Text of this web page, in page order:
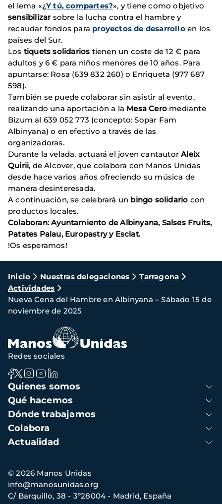
el lema «¿Y tú, compartes?», y tiene como objetivo
sensibilizar sobre la lucha contra el hambre y
recaudar fondos para proyectos de desarrolloen los
países del Sur.
Los tiquets solidarios tienen un coste de 12 € para
adultos y 6 € para niños menores de 10 años. Para
apuntarse: Rosa (639 832 260) o Enriqueta (977 687
598).
También se puede colaborar sin asistir al evento,
realizando una aportación a la Mesa Cero mediante
Bizum al 639 052 773 (concepto: Sopar Fam
Albinyana) o en efectivo a través de las
organizadoras.
Durante la velada, actuará el joven cantautorAleix
Quirii, de Alcover, que colabora con Manos Unidas
desde hace varios años ofreciendo su música de
manera desinteresada.
A continuación, se celebrará un bingo solidario con
productos locales.
Colaboran: Ayuntamiento de Albinyana, Salses Fruits,
Patates Palau, Europastry y Esclat.
!Os esperamos!
Ruta
de
navegación
Inicio Nuestras delegaciones
Tarragona
Actividades
Nueva Cena del Hambre en Albinyana – Sábado 15 de
noviembre de 2025
Navegación
principal
Quienes somos
Qué hacemos
Dónde trabajamos
Colabora
Actualidad
Redes sociales
Información
de
contacto
© 2026 Manos Unidas
C/ Barquillo, 38 - 3º28004 - Madrid, España
info@manosunidas.org